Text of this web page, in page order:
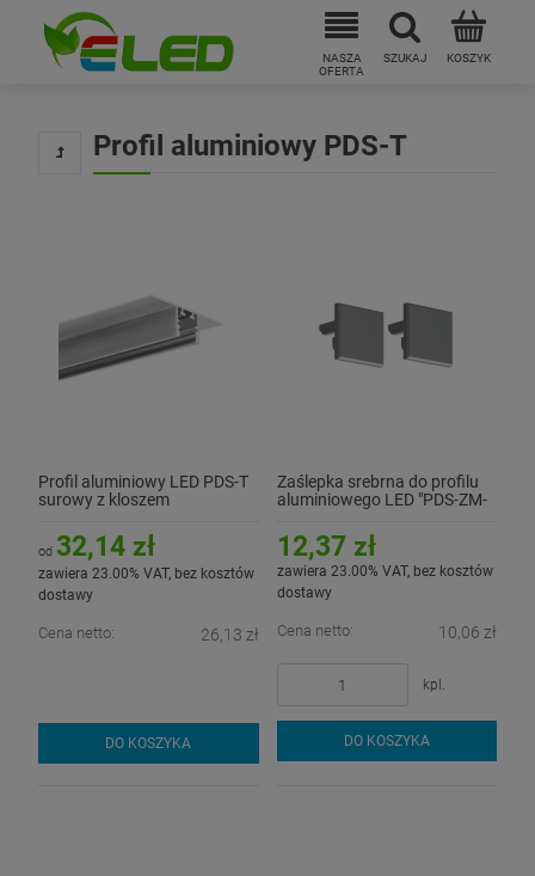
Profil aluminiowy PDS-T
Profil aluminiowy LED PDS-T
surowy z kloszem
od 32,14 zł
zawiera 23.00% VAT, bez kosztów
dostawy
Cena netto: 26,13 zł
DO KOSZYKA
Zaślepka srebrna do profilu
aluminiowego LED "PDS-ZM-
12,37 zł
zawiera 23.00% VAT, bez kosztów
dostawy
Cena netto: 10,06 zł
kpl.
DO KOSZYKA